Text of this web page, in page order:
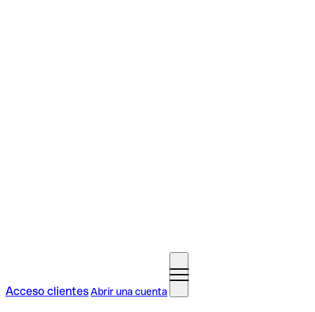
Acceso clientesAbrir una cuenta